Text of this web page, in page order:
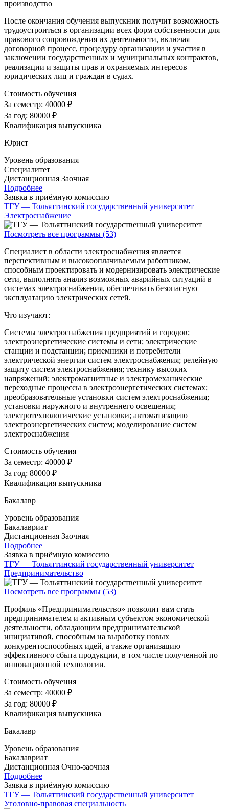
производство
После окончания обучения выпускник получит возможность
трудоустроиться в организации всех форм собственности для
правового сопровождения их деятельности, включая
договорной процесс, процедуру организации и участия в
заключении государственных и муниципальных контрактов,
реализации и защиты прав и охраняемых интересов
юридических лиц и граждан в судах.
Стоимость обучения
За семестр: 40000 ₽
За год: 80000 ₽
Квалификация выпускника
Юрист
Уровень образования
Специалитет
Дистанционная Заочная
Подробнее
Заявка в приёмную комиссию
ТГУ — Тольяттинский государственный университет
Электроснабжение
Посмотреть все программы (53)
Специалист в области электроснабжения является
перспективным и высокооплачиваемым работником,
способным проектировать и модернизировать электрические
сети, выполнять анализ возможных аварийных ситуаций в
системах электроснабжения, обеспечивать безопасную
эксплуатацию электрических сетей.
Что изучают:
Системы электроснабжения предприятий и городов;
электроэнергетические системы и сети; электрические
станции и подстанции; приемники и потребители
электрической энергии систем электроснабжения; релейную
защиту систем электроснабжения; технику высоких
напряжений; электромагнитные и электромеханические
переходные процессы в электроэнергетических системах;
преобразовательные установки систем электроснабжения;
установки наружного и внутреннего освещения;
электротехнологические установки; автоматизацию
электроэнергетических систем; моделирование систем
электроснабжения
Стоимость обучения
За семестр: 40000 ₽
За год: 80000 ₽
Квалификация выпускника
Бакалавр
Уровень образования
Бакалавриат
Дистанционная Заочная
Подробнее
Заявка в приёмную комиссию
ТГУ — Тольяттинский государственный университет
Предпринимательство
Посмотреть все программы (53)
Профиль «Предпринимательство» позволит вам стать
предпринимателем и активным субъектом экономической
деятельности, обладающим предпринимательской
инициативой, способным на выработку новых
конкурентоспособных идей, а также организацию
эффективного сбыта продукции, в том числе полученной по
инновационной технологии.
Стоимость обучения
За семестр: 40000 ₽
За год: 80000 ₽
Квалификация выпускника
Бакалавр
Уровень образования
Бакалавриат
Дистанционная Очно-заочная
Подробнее
Заявка в приёмную комиссию
ТГУ — Тольяттинский государственный университет
Уголовно-правовая специальность